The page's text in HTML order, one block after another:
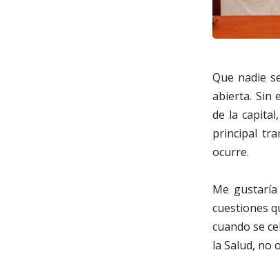
Que nadie
abierta. Sin
de la
principal
ocurre.
Me
cuestiones
cuando se
la Salud, no